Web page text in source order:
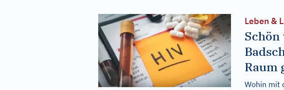
Leben &
Raum
Wohin mit